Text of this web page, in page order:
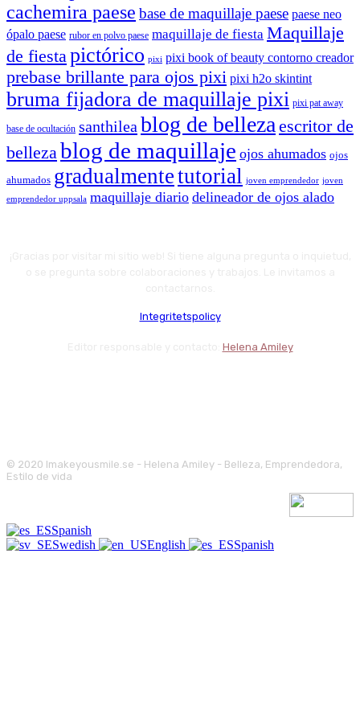
cachemira paese base de maquillaje paese paese neo
ópalo paese rubor en polvo paese maquillaje de fiesta Maquillaje
de fiestapictórico pixi pixi book of beauty contorno creador
prebase brillante para ojos pixi pixi h2o skintint
bruma fijadora de maquillaje pixi pixi pat away
base de ocultación santhilea blog de belleza escritor de
belleza blog de maquillaje ojos ahumados ojos
ahumados gradualmentetutorial joven emprendedor joven
emprendedor uppsala maquillaje diario delineador de ojos alado
Integritetspolicy
Helena Amiley
© 2020 Imakeyousmile.se - Helena Amiley - Belleza, Emprendedora,
Estilo de vida
Spanish
Swedish
English Spanish